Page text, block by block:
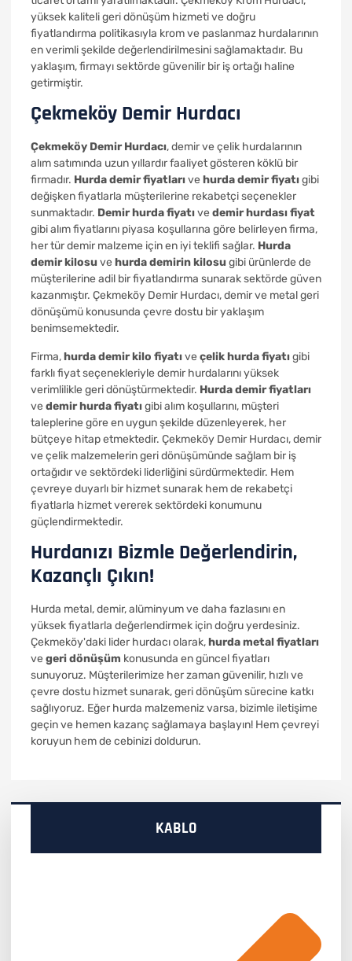
yüksek kaliteli geri dönüşüm hizmeti ve doğru
fiyatlandırma politikasıyla krom ve paslanmaz hurdalarının
en verimli şekilde değerlendirilmesini sağlamaktadır. Bu
yaklaşım, firmayı sektörde güvenilir bir iş ortağı haline
getirmiştir.
Çekmeköy Demir Hurdacı
Çekmeköy Demir Hurdacı, demir ve çelik hurdalarının
alım satımında uzun yıllardır faaliyet gösteren köklü bir
firmadır. Hurda demir fiyatlarıve hurda demir fiyatıgibi
değişken fiyatlarla müşterilerine rekabetçi seçenekler
sunmaktadır. Demir hurda fiyatıve demir hurdası fiyat
gibi alım fiyatlarını piyasa koşullarına göre belirleyen firma,
her tür demir malzeme için en iyi teklifi sağlar. Hurda
demir kilosuve hurda demirin kilosugibi ürünlerde de
müşterilerine adil bir fiyatlandırma sunarak sektörde güven
kazanmıştır. Çekmeköy Demir Hurdacı, demir ve metal geri
dönüşümü konusunda çevre dostu bir yaklaşım
benimsemektedir.
Firma,hurda demir kilo fiyatıve çelik hurda fiyatıgibi
farklı fiyat seçenekleriyle demir hurdalarını yüksek
verimlilikle geri dönüştürmektedir. Hurda demir fiyatları
ve demir hurda fiyatıgibi alım koşullarını, müşteri
taleplerine göre en uygun şekilde düzenleyerek, her
bütçeye hitap etmektedir. Çekmeköy Demir Hurdacı, demir
ve çelik malzemelerin geri dönüşümünde sağlam bir iş
ortağıdır ve sektördeki liderliğini sürdürmektedir. Hem
çevreye duyarlı bir hizmet sunarak hem de rekabetçi
fiyatlarla hizmet vererek sektördeki konumunu
güçlendirmektedir.
Hurdanızı Bizmle Değerlendirin,
Kazançlı Çıkın!
Hurda metal, demir, alüminyum ve daha fazlasını en
yüksek fiyatlarla değerlendirmek için doğru yerdesiniz.
Çekmeköy'daki lider hurdacı olarak,hurda metal fiyatları
ve geri dönüşüm konusunda en güncel fiyatları
sunuyoruz. Müşterilerimize her zaman güvenilir, hızlı ve
çevre dostu hizmet sunarak, geri dönüşüm sürecine katkı
sağlıyoruz. Eğer hurda malzemeniz varsa, bizimle iletişime
geçin ve hemen kazanç sağlamaya başlayın! Hem çevreyi
koruyun hem de cebinizi doldurun.
KABLO